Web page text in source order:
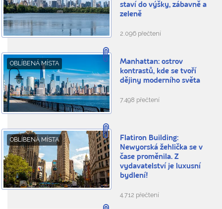
staví do výšky, zábavně a
zeleně
2.096 přečtení
OBLÍBENÁ MÍSTA
Manhattan: ostrov
kontrastů, kde se tvoří
dějiny moderního světa
7.498 přečtení
OBLÍBENÁ MÍSTA
Flatiron Building:
Newyorská žehlička se v
čase proměnila. Z
vydavatelství je luxusní
bydlení!
4.712 přečtení